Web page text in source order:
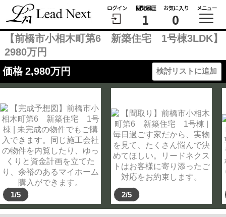
ログイン 閲覧履歴
1
お気に入り
0
メニュー
【前橋市小相木町第6 新築住宅 1号棟3LDK】
2980万円
価格 2,980万円 検討リストに追加
1/5 2/5